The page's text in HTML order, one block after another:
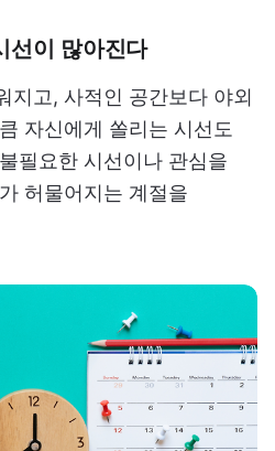
선이 많아진다
지고, 사적인 공간보다 야외
자신에게 쏠리는 시선도
필요한 시선이나 관심을
허물어지는 계절을